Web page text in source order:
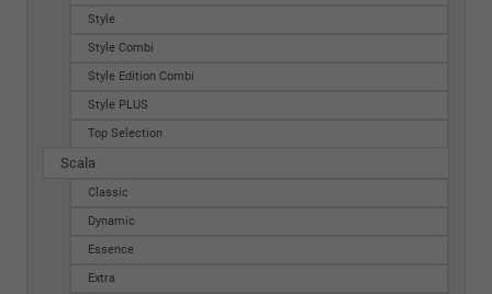
Style
Style Combi
Style Edition Combi
Style PLUS
Top Selection
Scala
Classic
Dynamic
Essence
Extra